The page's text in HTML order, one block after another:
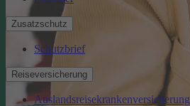
Zusatzschutz
Schutzbrief
Reiseversicherung
Auslandsreisekrankenversicherung